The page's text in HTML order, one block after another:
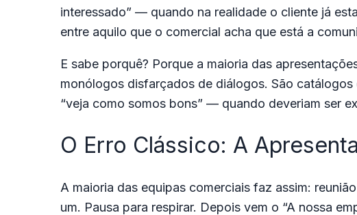
interessado” — quando na realidade o cliente já
entre aquilo que o comercial acha que está a
E sabe porquê? Porque a maioria das
monólogos disfarçados de diálogos. São
“veja como somos bons” — quando deveriam ser
O Erro Clássico: A
A maioria das equipas comerciais faz assim:
um. Pausa para respirar. Depois vem o “A nossa